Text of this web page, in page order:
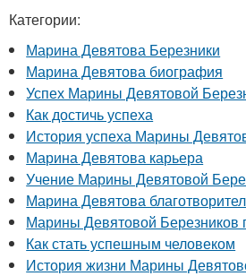
Категории:
Марина Девятова Березники
Марина Девятова биография
Успех Марины Девятовой
Как достичь успеха
История успеха Марины
Марина Девятова карьера
Учение Марины Девятовой
Марина Девятова
Марины Девятовой Березников
Как стать успешным человеком
История жизни Марины